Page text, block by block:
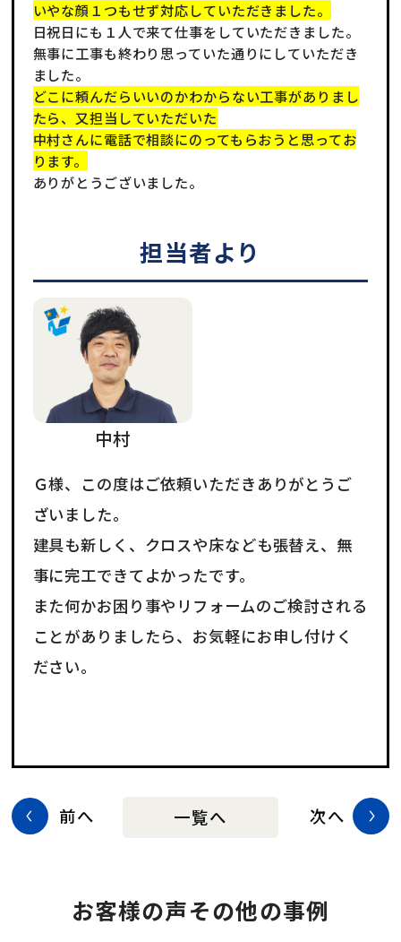
いやな顔１つもせず対応していただきました。
日祝日にも１人で来て仕事をしていただきました。
無事に工事も終わり思っていた通りにしていただき
ました。
どこに頼んだらいいのかわからない工事がありまし
たら、又担当していただいた
中村さんに電話で相談にのってもらおうと思ってお
ります。
ありがとうございました。
担当者より
中村
Ｇ様、この度はご依頼いただきありがとうご
ざいました。
建具も新しく、クロスや床なども張替え、無
事に完工できてよかったです。
また何かお困り事やリフォームのご検討される
ことがありましたら、お気軽にお申し付けく
ださい。
前へ 一覧へ 次へ
お客様の声その他の事例